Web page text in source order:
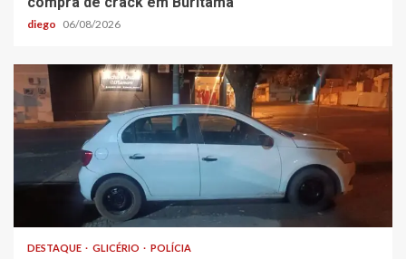
diego 06/08/2026
DESTAQUE GLICÉRIO POLÍCIA